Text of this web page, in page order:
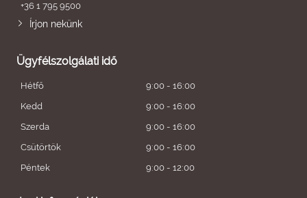
+36 1 795 9500
Írjon nekünk
Ügyfélszolgálati idő
Hétfő
9:00 - 16:00
Kedd
9:00 - 16:00
Szerda
9:00 - 16:00
Csütörtök
9:00 - 16:00
Péntek
9:00 - 12:00